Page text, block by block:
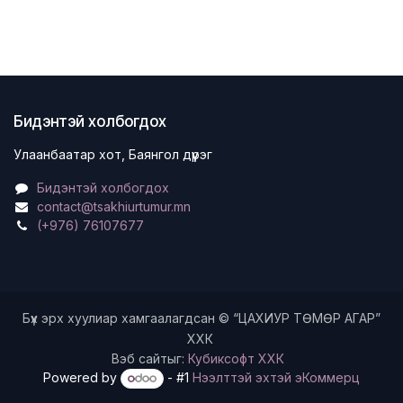
Бидэнтэй холбогдох
Улаанбаатар хот, Баянгол дүүрэг
Бидэнтэй холбогдох
contact@tsakhiurtumur.mn
(+976) 76107677
Бүх эрх хуулиар хамгаалагдсан © “ЦАХИУР ТӨМӨР АГАР”
ХХК
Вэб сайтыг: Кубиксофт ХХК
Powered by
- #1Нээлттэй эхтэй эКоммерц